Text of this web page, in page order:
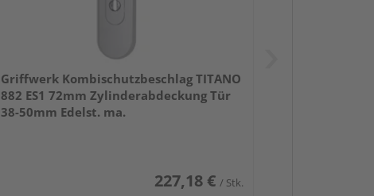
Griffwerk Kombischutzbeschlag TITANO
882 ES1 72mm Zylinderabdeckung Tür
38-50mm Edelst. ma.
227,18 € / Stk.